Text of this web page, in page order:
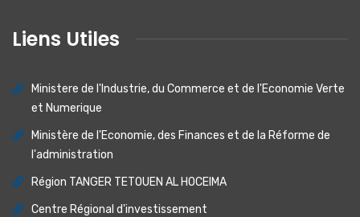
Liens Utiles
Ministere de I'lndustrie, du Commerce et de I'Economie Verte
et Numerique
Ministère de l'Economie, des Finances et de la Réforme de
l'administration
Région TANGER TETOUEN AL HOCEIMA
Centre Régional d'investissement